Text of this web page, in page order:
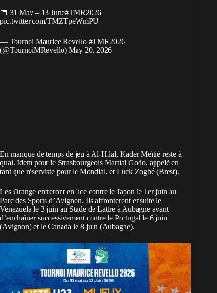
📅 31 May – 13 June#TMR2026
pic.twitter.com/TMZTpeWmPU
— Tournoi Maurice Revello #TMR2026
(@TournoiMRevello) May 20, 2026
En manque de temps de jeu à Al-Hilal, Kader Meïtié reste à
quai. Idem pour le Strasbourgeois Martial Godo, appelé en
tant que réserviste pour le Mondial, et Luck Zogbé (Brest).
Les Orange entreront en lice contre le Japon le 1er juin au
Parc des Sports d’Avignon. Ils affronteront ensuite le
Venezuela le 3 juin au Stade de Lattre à Aubagne avant
d’enchaîner successivement contre le Portugal le 6 juin
(Avignon) et le Canada le 8 juin (Aubagne).